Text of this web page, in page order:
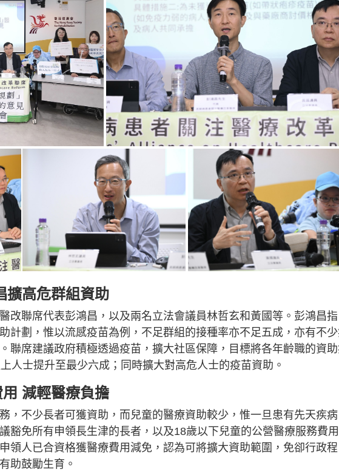
擴高危群組資助
改聯席代表彭鴻昌，以及兩名立法會議員林哲玄和黃國等。彭鴻昌指
計劃，惟以流感疫苗為例，不足群組的接種率亦不足五成，亦有不
聯席建議政府積極透過疫苗，擴大社區保障，目標將各年齡職的資
人士提升至最少六成；同時擴大對高危人士的疫苗資助。
減輕醫療負擔
，不少長者可獲資助，而兒童的醫療資助較少，惟一旦患有先天疾病
豁免所有申領長生津的長者，以及18歲以下兒童的公營醫療服務費用
領人已合資格獲醫療費用減免，認為可將擴大資助範圍，免卻行政程
助鼓勵生育。